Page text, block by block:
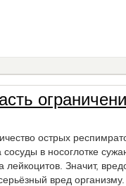
острых
в носоглотке
лейкоцитов. Значит,
вред организму.